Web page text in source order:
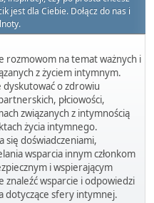
jest dla Ciebie. Dołącz do nas i
rozmowom na temat ważnych i
z życiem intymnym.
o zdrowiu
płciowości,
związanych z intymnością
życia intymnego.
się doświadczeniami,
wsparcia innym członkom
i wspierającym
znaleźć wsparcie i odpowiedzi
dotyczące sfery intymnej.